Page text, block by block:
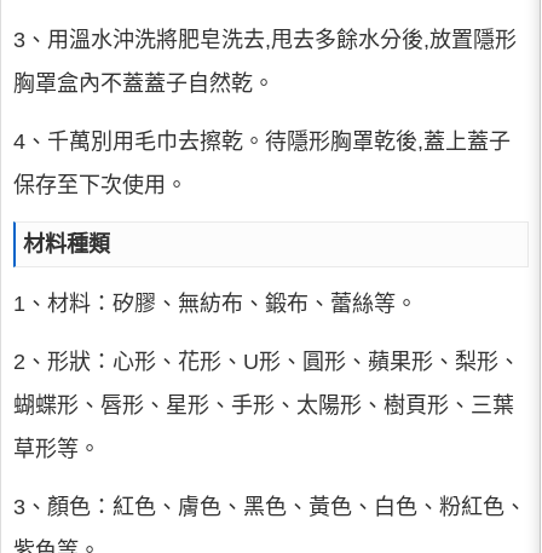
3、用溫水沖洗將肥皂洗去,甩去多餘水分後,放置隱形
胸罩盒內不蓋蓋子自然乾。
4、千萬別用毛巾去擦乾。待隱形胸罩乾後,蓋上蓋子
保存至下次使用。
材料種類
1、材料：矽膠、無紡布、鍛布、蕾絲等。
2、形狀：心形、花形、U形、圓形、蘋果形、梨形、
蝴蝶形、唇形、星形、手形、太陽形、樹頁形、三葉
草形等。
3、顏色：紅色、膚色、黑色、黃色、白色、粉紅色、